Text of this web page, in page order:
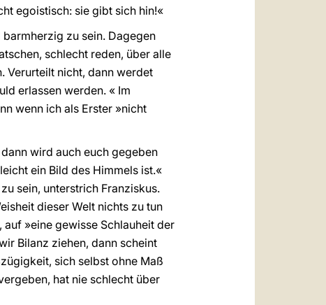
egoistisch: sie gibt sich hin!«
zu sein. Dagegen
schlecht reden, über alle
Verurteilt nicht, dann werdet
erlassen werden. « Im
wenn ich als Erster »nicht
wird auch euch gegeben
ein Bild des Himmels ist.«
sein, unterstrich Franziskus.
dieser Welt nichts zu tun
»eine gewisse Schlauheit der
Bilanz ziehen, dann scheint
sich selbst ohne Maß
hat nie schlecht über